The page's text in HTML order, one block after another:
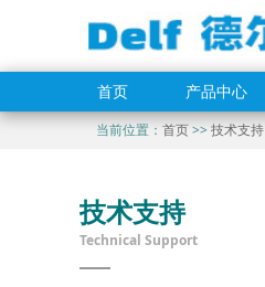
首页 产品中心
当前位置： 首页>>技术支持
技术支持
Technical Support